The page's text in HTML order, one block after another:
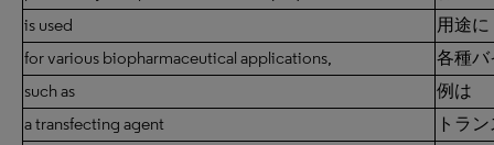
is used
用途に
for various biopharmaceutical applications,
各種バ
such as
例は
a transfecting agent
トラ